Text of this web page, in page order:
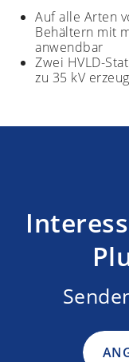
Auf alle Arten
Behältern mit
anwendbar
Zwei HVLD-
zu 35 kV